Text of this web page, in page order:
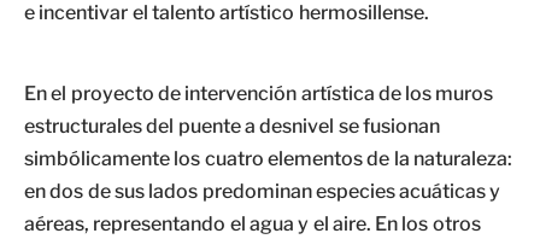
e incentivar el talento artístico hermosillense.
En el proyecto de intervención artística de los muros
estructurales del puente a desnivel se fusionan
simbólicamente los cuatro elementos de la naturaleza:
en dos de sus lados predominan especies acuáticas y
aéreas, representando el agua y el aire. En los otros